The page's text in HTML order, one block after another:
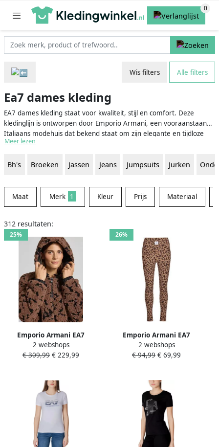
Wis filters Alle filters
Ea7 dames kleding
EA7 dames kleding staat voor kwaliteit, stijl en comfort. Deze
kledinglijn is ontworpen door Emporio Armani, een vooraanstaand
Italiaans modehuis dat bekend staat om zijn elegante en tijdloze
ontwerpen. EA7 richt zich op sportieve en casual kleding, zonder in
kledingstukken perfect voor vrouwen die op zoek zijn naar
gelegenheden, van sportieve activiteiten tot informele sociale
bijeenkomsten.
Meer lezen
Bh's Broeken Jassen Jeans Jumpsuits Jurken
Maat Merk 1 Kleur Prijs Materiaal
312 resultaten:
25%
Emporio Armani EA7
Donsjas TRAIN GRAPHIC
SERIES W REVERSIBLE
2 webshops
€ 309,99 € 229,99
26%
Emporio Armani EA7
Legging TRAIN SPORTY
4EVER W LEGGINGS TRAIN
2 webshops
€ 94,99 € 69,99